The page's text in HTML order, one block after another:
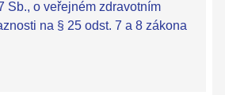
Sb., o veřejném zdravotním
na § 25 odst. 7 a 8 zákona